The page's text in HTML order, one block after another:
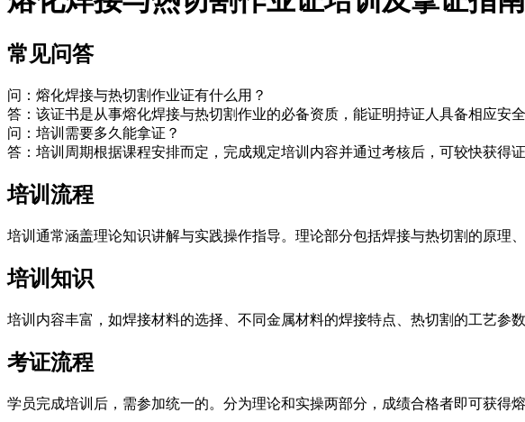
常见问答
问：熔化焊接与热切割作业证有什么用？
答：该证书是从事熔化焊接与热切割作业的必备资质，能证明持证人具备相应安
问：培训需要多久能拿证？
答：培训周期根据课程安排而定，完成规定培训内容并通过考核后，可较快获得证
培训流程
培训通常涵盖理论知识讲解与实践操作指导。理论部分包括焊接与热切割的原理
培训知识
培训内容丰富，如焊接材料的选择、不同金属材料的焊接特点、热切割的工艺参
考证流程
学员完成培训后，需参加统一的。分为理论和实操两部分，成绩合格者即可获得